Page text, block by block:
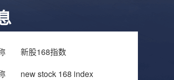
新股168指数
new stock 168 index